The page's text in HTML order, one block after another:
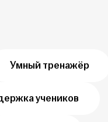
Умный тренажёр
учеников